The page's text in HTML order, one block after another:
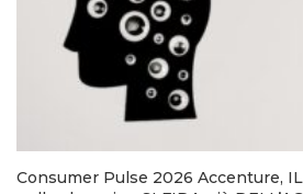
Consumer Pulse 2026 Accenture,